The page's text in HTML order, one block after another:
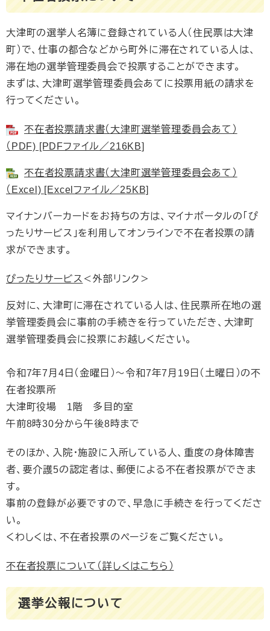
大津町の選挙人名簿に登録されている人（住民票は大津
町）で、仕事の都合などから町外に滞在されている人は、
滞在地の選挙管理委員会で投票することができます。
まずは、大津町選挙管理委員会あてに投票用紙の請求を
行ってください。
不在者投票請求書（大津町選挙管理委員会あて）
（PDF) [PDFファイル／216KB]
不在者投票請求書（大津町選挙管理委員会あて）
（Excel) [Excelファイル／25KB]
マイナンバーカードをお持ちの方は、マイナポータルの「ぴ
ったりサービス」を利用してオンラインで不在者投票の請
求ができます。
ぴったりサービス ＜外部リンク＞
反対に、大津町に滞在されている人は、住民票所在地の選
挙管理委員会に事前の手続きを行っていただき、大津町
選挙管理委員会に投票にお越しください。
令和7年7月4日（金曜日）〜令和7年7月19日（土曜日）の不
在者投票所
大津町役場 1階 多目的室
午前8時30分から午後8時まで
そのほか、入院・施設に入所している人、重度の身体障害
者、要介護5の認定者は、郵便による不在者投票ができま
す。
事前の登録が必要ですので、早急に手続きを行ってくださ
い。
くわしくは、不在者投票のページをご覧ください。
不在者投票について（詳しくはこちら）
選挙公報について